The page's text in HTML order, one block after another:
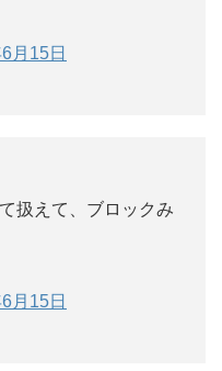
月15日
扱えて、ブロックみ
月15日